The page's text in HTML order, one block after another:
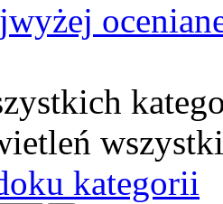
kategorii